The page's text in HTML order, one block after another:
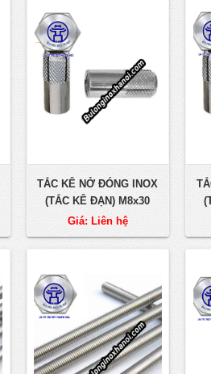
TẮC KÊ NỞ ĐÓNG INOX
(TẮC KÊ ĐẠN) M8x30
Giá: Liên hệ